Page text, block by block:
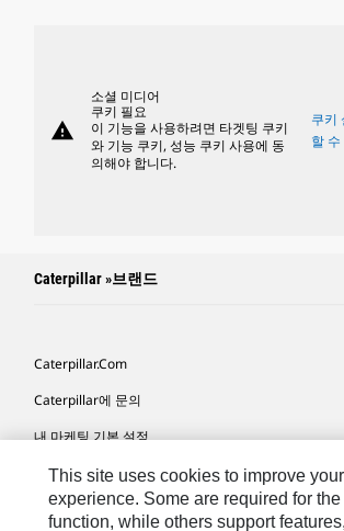
warning
소셜 미디어
쿠키 필요
이 기능을 사용하려면 타겟팅 쿠키
와 기능 쿠키, 성능 쿠키 사용에 동
의해야 합니다.
쿠키
할
Caterpillar »브랜드
Caterpillar.com
Caterpillar에 문의
내 마케팅 기본 설정
사이트 맵
Cookie Settings
This site uses cookies to improve your
experience. Some are required for
function, while others support features,